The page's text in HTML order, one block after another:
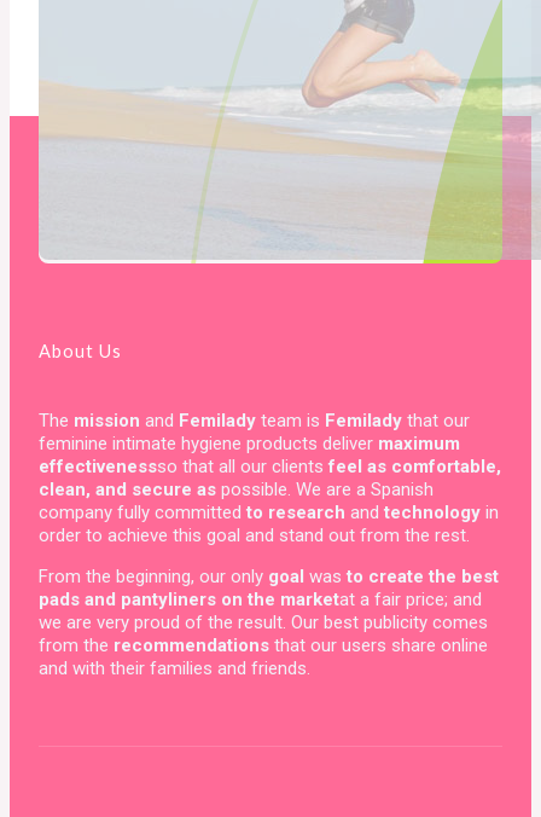
About Us
The mission and Femilady team is Femilady that our
feminine intimate hygiene products deliver maximum
effectivenessso that all our clientsfeel as comfortable,
clean, and secure as possible. We are a Spanish
company fully committed to research and technology in
order to achieve this goal and stand out from the rest.
From the beginning, our only goal was to create the best
pads and pantyliners on the marketat a fair price; and
we are very proud of the result. Our best publicity comes
from the recommendations that our users share online
and with their families and friends.